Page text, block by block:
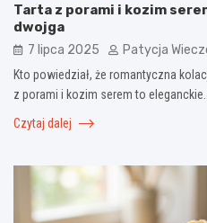
Tarta z porami i kozim
dwojga
7 lipca 2025 Patycja
Kto powiedział, że romantyczna
z porami i kozim serem to eleganckie…
Czytaj dalej